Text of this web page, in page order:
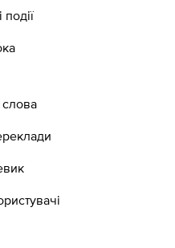
події
слова